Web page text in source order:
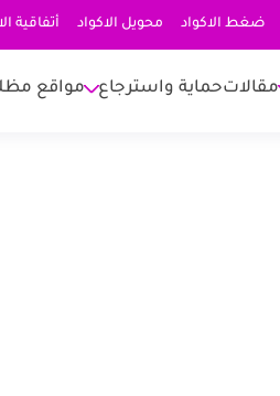
ضغط الاكواد محويل الاكواد أتفاقية
مقالاتحماية واسترجاع مواقع